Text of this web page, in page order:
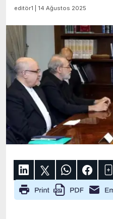
editör1 | 14 Ağustos 2025